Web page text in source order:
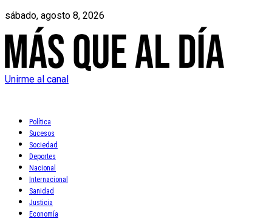
sábado, agosto 8, 2026
Unirme al canal
Política
Sucesos
Sociedad
Deportes
Nacional
Internacional
Sanidad
Justicia
Economía